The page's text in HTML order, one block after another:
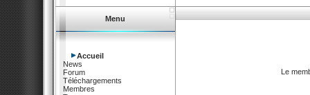
Menu
Accueil
News
Forum
Téléchargements
Membres
Le